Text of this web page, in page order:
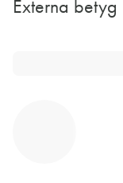
Externa betyg